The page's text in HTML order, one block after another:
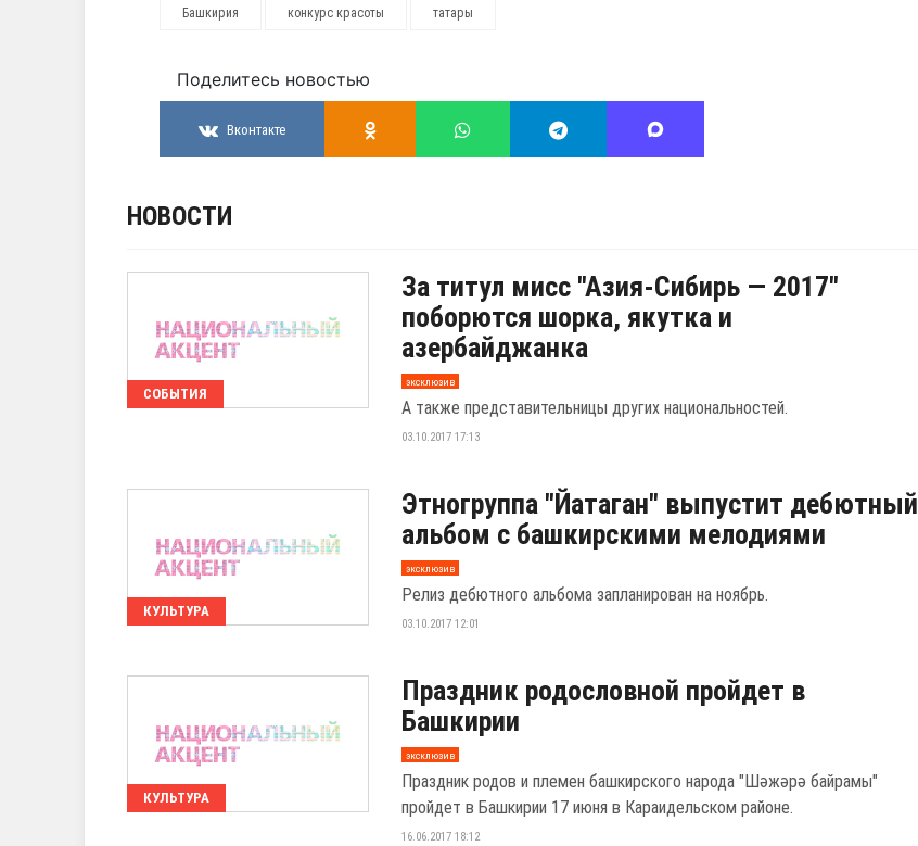
Башкирия конкурс красоты татары
Поделитесь новостью
Вконтакте
НОВОСТИ
СОБЫТИЯ
За титул мисс "Азия-Сибирь — 2017"
поборются шорка, якутка и
азербайджанка
эксклюзив
А также представительницы других национальностей.
03.10.2017 17:13
КУЛЬТУРА
Этногруппа "Йатаган" выпустит дебютный
альбом с башкирскими мелодиями
эксклюзив
Релиз дебютного альбома запланирован на ноябрь.
03.10.2017 12:01
КУЛЬТУРА
Праздник родословной пройдет в
Башкирии
эксклюзив
Праздник родов и племен башкирского народа "Шәжәрә байрамы"
пройдет в Башкирии 17 июня в Караидельском районе.
16.06.2017 18:12